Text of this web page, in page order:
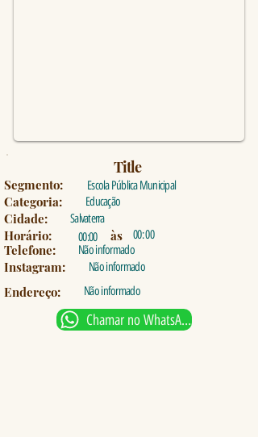
Title
Segmento: Escola Pública Municipal
Categoria: Educação
Cidade: Salvaterra
Horário: 00:00 às 00: 00
Telefone: Não informado
Instagram: Não informado
Endereço: Não informado
Chamar no WhatsApp